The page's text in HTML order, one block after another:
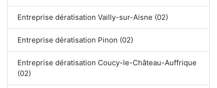
Entreprise dératisation Vailly-sur-Aisne (02)
Entreprise dératisation Pinon (02)
Entreprise dératisation Coucy-le-Château-Auffrique
(02)